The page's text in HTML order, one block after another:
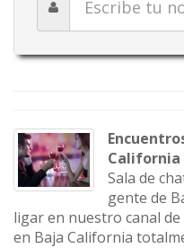
California
Sala de
gente de
ligar en nuestro canal
en Baja California